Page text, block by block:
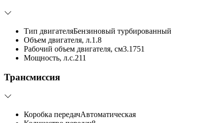
Тип двигателяБензиновый турбированный
Объем двигателя, л.1.8
Рабочий объем двигателя, см3.1751
Мощность, л.с.211
Трансмиссия
Коробка передачАвтоматическая